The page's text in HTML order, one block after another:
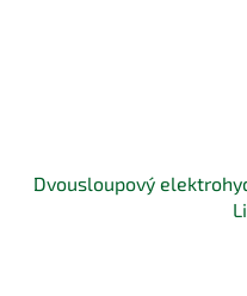
Dvousloupový